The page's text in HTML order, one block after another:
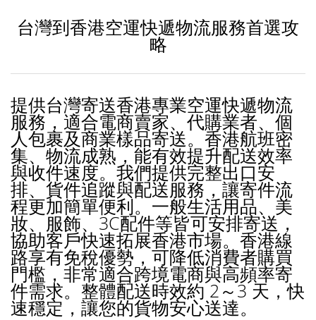
台灣到香港空運快遞物流服務首選攻
略
提供台灣寄送香港專業空運快遞物流
服務，適合電商賣家、代購業者、個
人包裹及商業樣品寄送。香港航班密
集、物流成熟，能有效提升配送效率
與收件速度。我們提供完整出口安
排、貨件追蹤與配送服務，讓寄件流
程更加簡單便利。一般生活用品、美
妝、服飾、3C配件等皆可安排寄送，
協助客戶快速拓展香港市場。香港線
路享有免稅優勢，可降低消費者購買
門檻，非常適合跨境電商與高頻率寄
件需求。整體配送時效約 2～3 天，快
速穩定，讓您的貨物安心送達。